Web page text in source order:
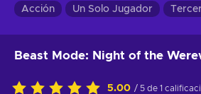
Acción Un Solo Jugador
Beast Mode: Night of the
5.00 / 5 de 1